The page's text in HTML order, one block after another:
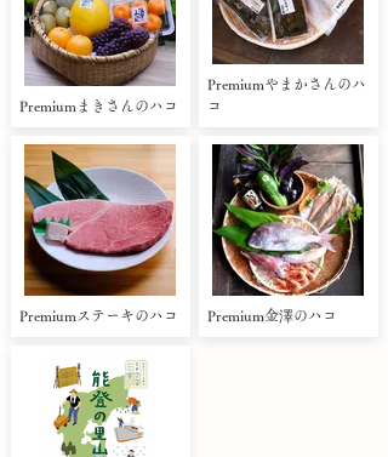
Premiumまきさんのハコ
Premiumステーキのハコ
Premiumやまかさんのハ
コ
Premium金澤のハコ